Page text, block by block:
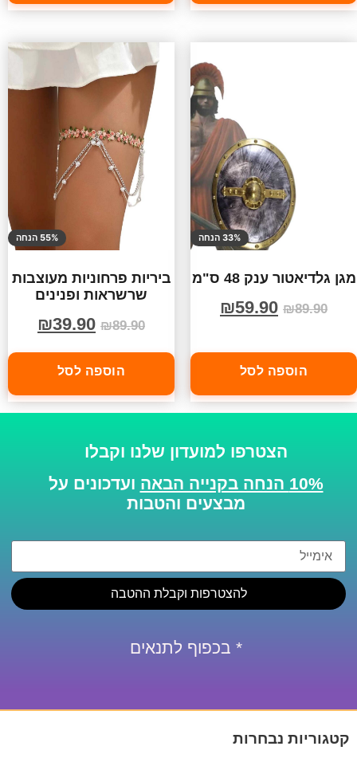
33% הנחה
מגן גלדיאטור ענק 48 ס"מ
₪89.90
₪59.90
הוספה לסל
55% הנחה
ביריות פרחוניות מעוצבות
שרשראות ופנינים
₪89.90
₪39.90
הוספה לסל
הצטרפו למועדון שלנו וקבלו
10% הנחה בקנייה הבאה
ועדכונים על
מבצעים והטבות
להצטרפות וקבלת ההטבה
* בכפוף לתנאים
קטגוריות נבחרות